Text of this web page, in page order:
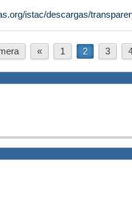
istac/descargas/
« 1 2 3